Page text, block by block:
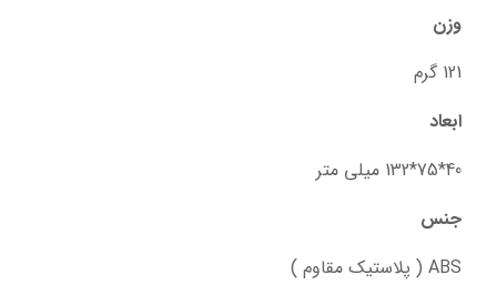
وزن
121 گرم
ابعاد
40*75*132 میلی متر
جنس
ABS ( پلاستیک مقاوم )